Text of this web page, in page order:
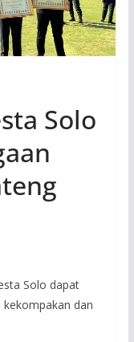
Solo
Solo dapat
dan